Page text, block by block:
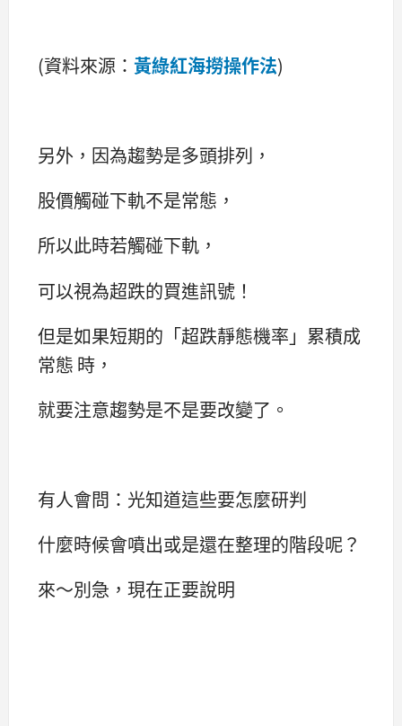
(資料來源： 黃綠紅海撈操作法)
另外，因為趨勢是多頭排列，
股價觸碰下軌不是常態，
所以此時若觸碰下軌，
可以視為超跌的買進訊號！
但是如果短期的「超跌靜態機率」累積成
常態 時，
就要注意趨勢是不是要改變了。
有人會問：光知道這些要怎麼研判
什麼時候會噴出或是還在整理的階段呢？
來～別急，現在正要說明